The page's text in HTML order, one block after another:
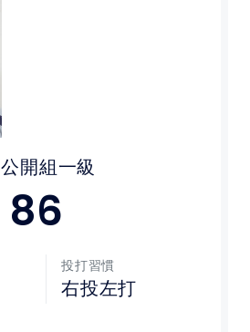
公開組一級
86
投打習慣
右投左打